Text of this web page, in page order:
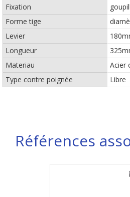
Fixation
Forme tige
Levier
Longueur
Materiau
Acier
Type contre poignée
Libre
Références